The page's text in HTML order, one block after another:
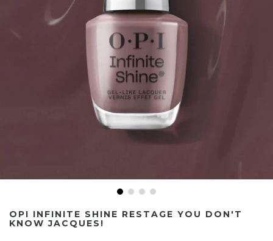
OPI INFINITE SHINE RESTAGE YOU DON'T
KNOW JACQUES!